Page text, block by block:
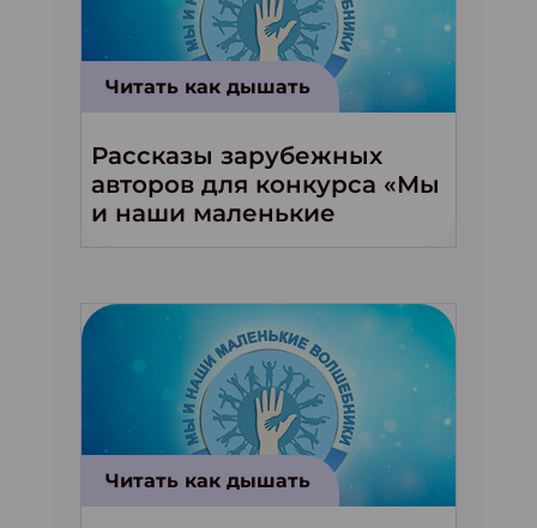
Читать как дышать
Рассказы зарубежных
авторов для конкурса «Мы
и наши маленькие
волшебники!»
Читать как дышать